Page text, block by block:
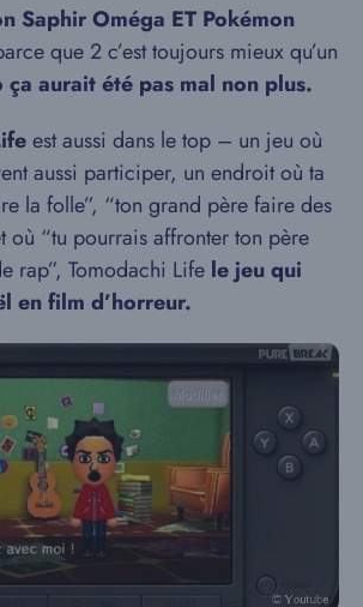
Saphir Oméga ET Pokémon
que 2 c’est toujours mieux qu’un
aurait été pas mal non plus.
est aussi dans le top – un jeu où
aussi participer, un endroit où ta
la folle”, “ton grand père faire des
où “tu pourrais affronter ton père
rap”, Tomodachi Life le jeu qui
en film d’horreur.